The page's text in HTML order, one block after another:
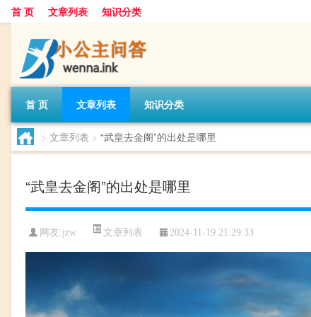
首 页 文章列表 知识分类
首 页 文章列表 知识分类
> 文章列表 > “武皇去金阁”的出处是哪里
“武皇去金阁”的出处是哪里
网友:jzw 文章列表 2024-11-19 21:29:33